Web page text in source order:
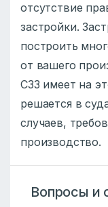
отсутствие
застройки.
построить
от вашего
СЗЗ имеет на
решается в
случаев,
производство.
Вопросы и